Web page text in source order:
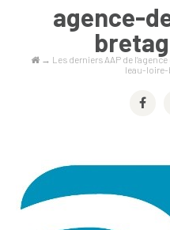
agence-
→ Les derniers AAP de
leau-